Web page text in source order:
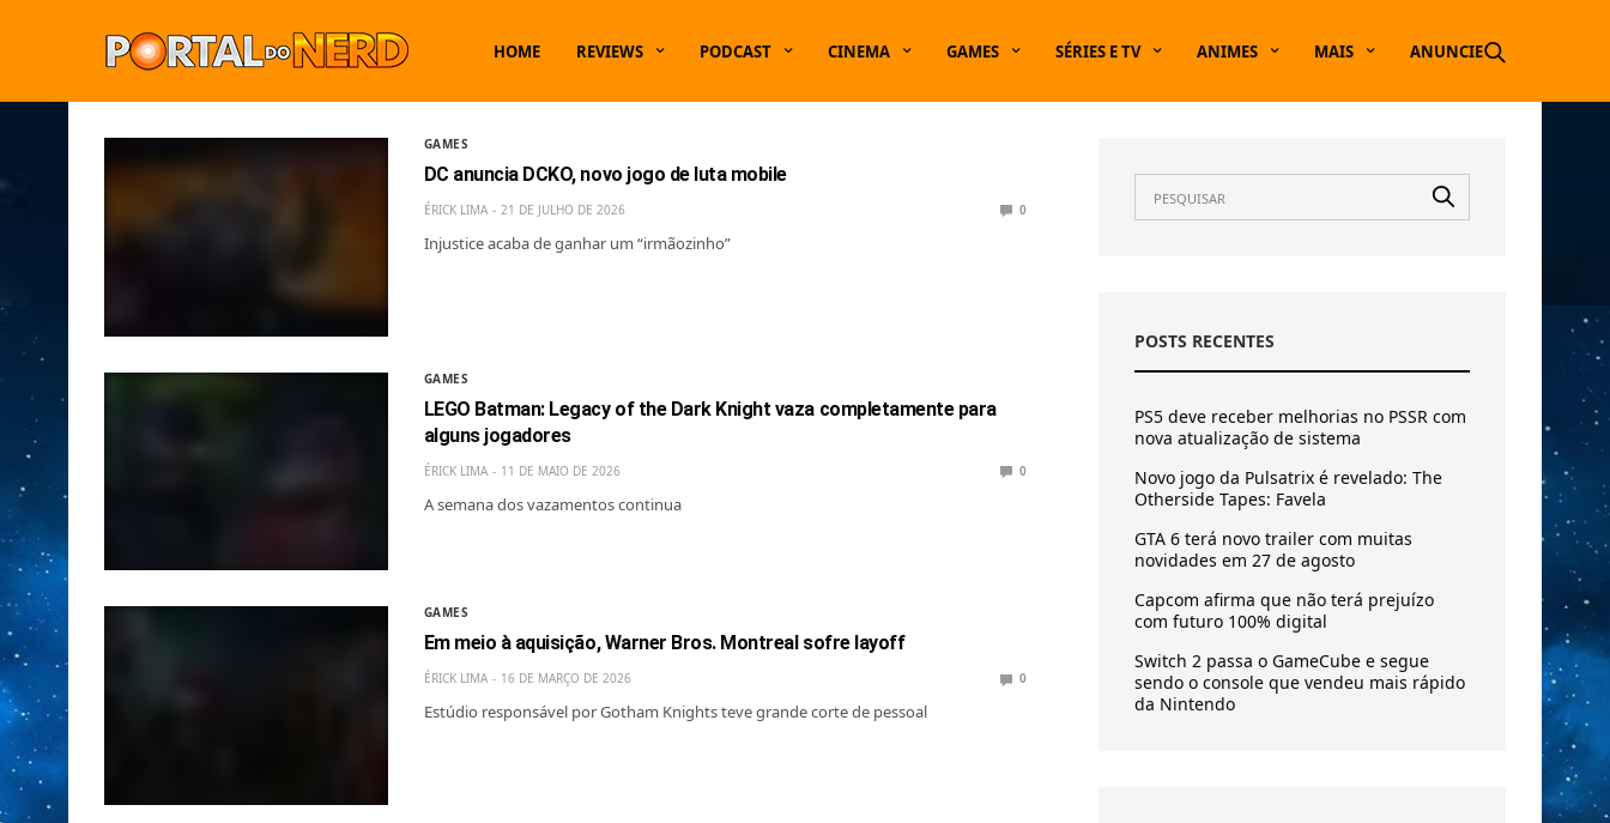
HOME REVIEWS PODCAST CINEMA GAMES SÉRIES E TV ANIMES MAIS ANUNCIE
GAMES
DC anuncia DCKO, novo jogo de luta mobile
ÉRICK LIMA 21 DE JULHO DE 2026 0
Injustice acaba de ganhar um “irmãozinho”
GAMES
LEGO Batman: Legacy of the Dark Knight vaza completamente para
alguns jogadores
ÉRICK LIMA 11 DE MAIO DE 2026 0
A semana dos vazamentos continua
GAMES
Em meio à aquisição, Warner Bros. Montreal sofre layoff
ÉRICK LIMA 16 DE MARÇO DE 2026 0
Estúdio responsável por Gotham Knights teve grande corte de pessoal
POSTS RECENTES
PS5 deve receber melhorias no PSSR com
nova atualização de sistema
Novo jogo da Pulsatrix é revelado: The
Otherside Tapes: Favela
GTA 6 terá novo trailer com muitas
novidades em 27 de agosto
Capcom afirma que não terá prejuízo
com futuro 100% digital
Switch 2 passa o GameCube e segue
sendo o console que vendeu mais rápido
da Nintendo